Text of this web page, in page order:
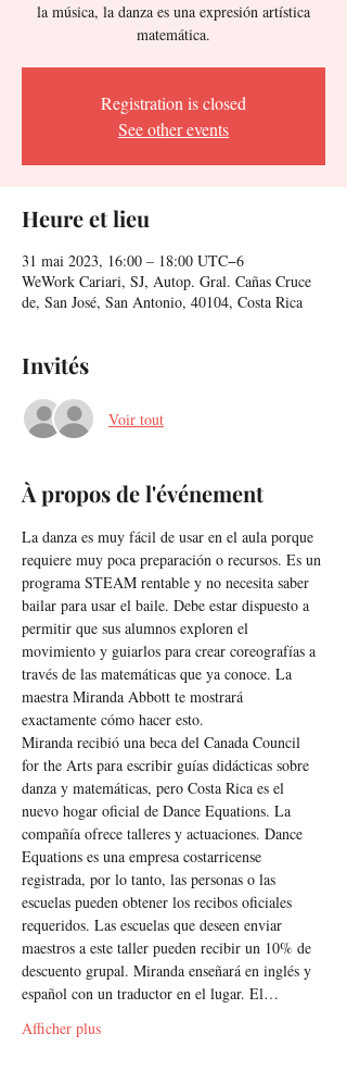
la música, la danza es una expresión artística
matemática.
Registration is closed
See other events
Heure et lieu
31 mai 2023, 16:00 – 18:00 UTC−6
WeWork Cariari, SJ, Autop. Gral. Cañas Cruce
de, San José, San Antonio, 40104, Costa Rica
Invités
Voir tout
À propos de l'événement
La danza es muy fácil de usar en el aula porque
requiere muy poca preparación o recursos. Es un
programa STEAM rentable y no necesita saber
bailar para usar el baile. Debe estar dispuesto a
permitir que sus alumnos exploren el
movimiento y guiarlos para crear coreografías a
través de las matemáticas que ya conoce. La
maestra Miranda Abbott te mostrará
exactamente cómo hacer esto.
Miranda recibió una beca del Canada Council
for the Arts para escribir guías didácticas sobre
danza y matemáticas, pero Costa Rica es el
nuevo hogar oficial de Dance Equations. La
compañía ofrece talleres y actuaciones. Dance
Equations es una empresa costarricense
registrada, por lo tanto, las personas o las
escuelas pueden obtener los recibos oficiales
requeridos. Las escuelas que deseen enviar
maestros a este taller pueden recibir un 10% de
descuento grupal. Miranda enseñará en inglés y
español con un traductor en el lugar. El…
Afficher plus